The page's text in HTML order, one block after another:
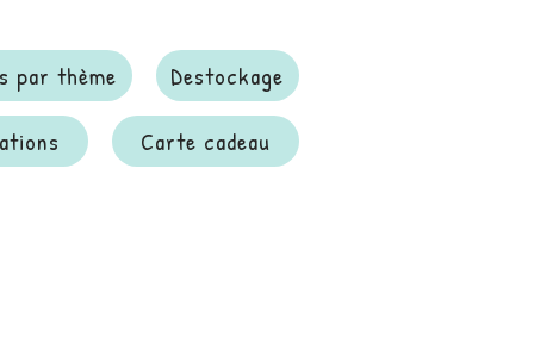
par thème Destockage
Carte cadeau